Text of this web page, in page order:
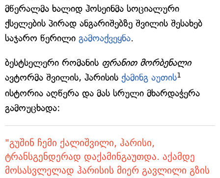
მწერალმა ხალიდ ჰოსეინმა სოციალური
ქსელების პირად ანგარიშებზე შვილის შესახებ
საჯარო წერილი გამოაქვეყნა.
ბესტსელერი რომანის ფრანით მორბენალი
ავტორმა შვილის, ჰარისის ქამინგ აუთის1
ისტორია აღწერა და მას სრული მხარდაჭერა
გამოუცხადა:
"გუშინ ჩემი ქალიშვილი, ჰარისი,
ტრანსგენდერად დაქამინგაუთდა. აქამდე
მოსასვლელად ჰარისის მიერ გავლილი გზის